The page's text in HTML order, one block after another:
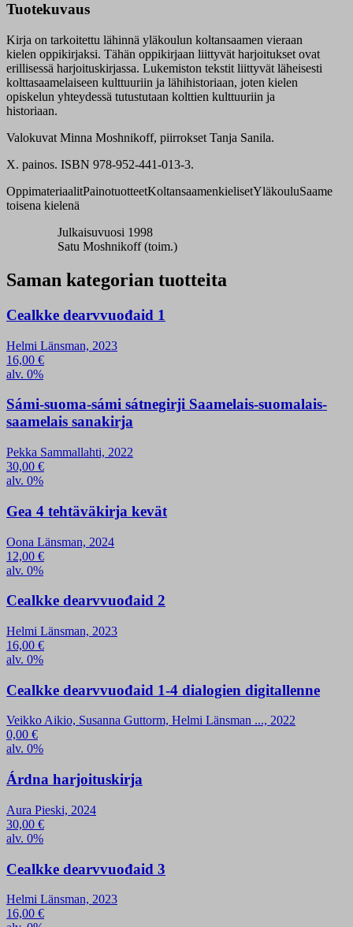
Tuotekuvaus
Kirja on tarkoitettu lähinnä yläkoulun koltansaamen vieraan
kielen oppikirjaksi. Tähän oppikirjaan liittyvät harjoitukset ovat
erillisessä harjoituskirjassa. Lukemiston tekstit liittyvät läheisesti
kolttasaamelaiseen kulttuuriin ja lähihistoriaan, joten kielen
opiskelun yhteydessä tutustutaan kolttien kulttuuriin ja
historiaan.
Valokuvat Minna Moshnikoff, piirrokset Tanja Sanila.
X. painos. ISBN 978-952-441-013-3.
OppimateriaalitPainotuotteetKoltansaamenkielisetYläkouluSaame
toisena kielenä
Julkaisuvuosi 1998
Satu Moshnikoff (toim.)
Saman kategorian tuotteita
Cealkke dearvvuođaid 1
Helmi Länsman, 2023
16,00 €
alv. 0%
Sámi-suoma-sámi sátnegirji Saamelais-suomalais-
saamelais sanakirja
Pekka Sammallahti, 2022
30,00 €
alv. 0%
Gea 4 tehtäväkirja kevät
Oona Länsman, 2024
12,00 €
alv. 0%
Cealkke dearvvuođaid 2
Helmi Länsman, 2023
16,00 €
alv. 0%
Cealkke dearvvuođaid 1-4 dialogien digitallenne
Veikko Aikio, Susanna Guttorm, Helmi Länsman ..., 2022
0,00 €
alv. 0%
Árdna harjoituskirja
Aura Pieski, 2024
30,00 €
alv. 0%
Cealkke dearvvuođaid 3
Helmi Länsman, 2023
16,00 €